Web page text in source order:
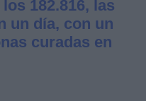
182.816, las
un día, con un
curadas en